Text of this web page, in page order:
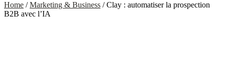
Home /Marketing & Business / Clay : automatiser la prospection
B2B avec l’IA